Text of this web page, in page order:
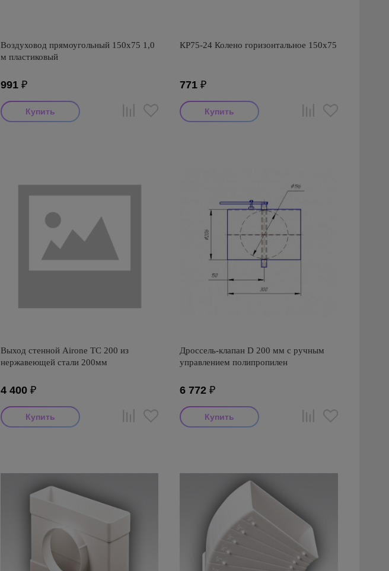
Воздуховод прямоугольный 150х75 1,0
м пластиковый
991₽
КР75-24 Колено горизонтальное 150х75
771 ₽
Выход стенной Airone ТС 200 из
нержавеющей стали 200мм
4 400₽
Дроссель-клапан D 200 мм с ручным
управлением полипропилен
6 772 ₽